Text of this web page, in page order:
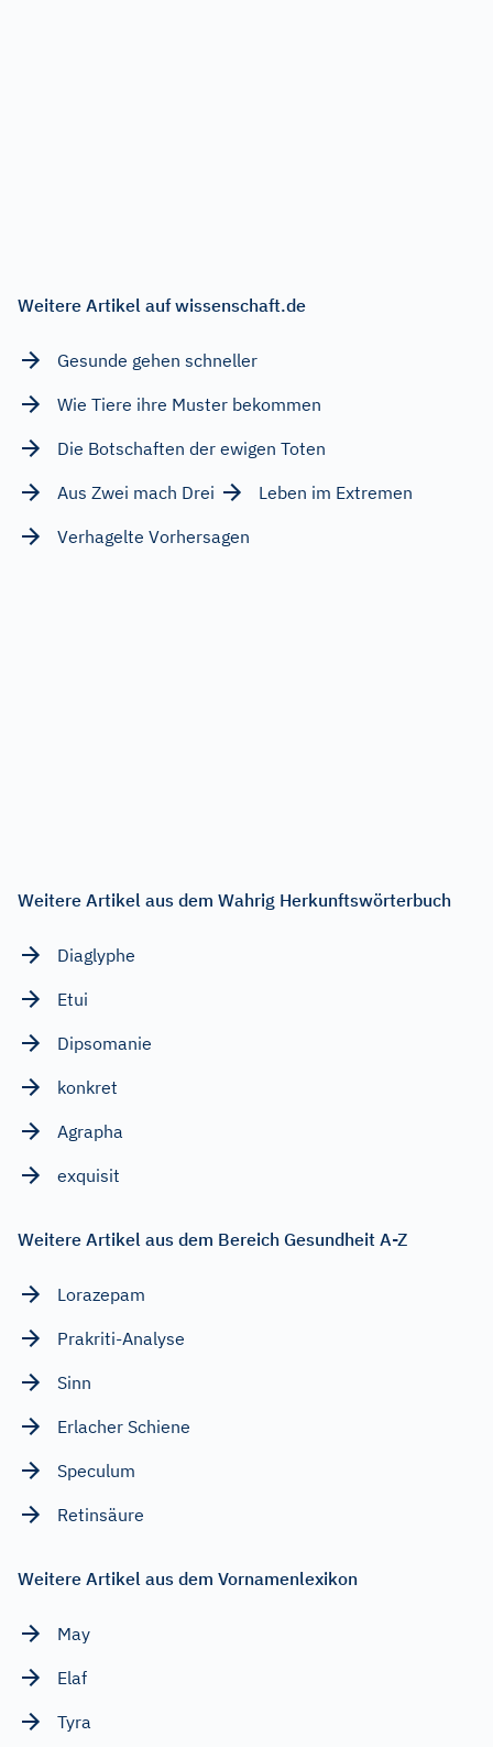
Weitere Artikel auf wissenschaft.de
Gesunde gehen schneller
Wie Tiere ihre Muster bekommen
Die Botschaften der ewigen Toten
Aus Zwei mach Drei
Leben im Extremen
Verhagelte Vorhersagen
Weitere Artikel aus dem Wahrig Herkunftswörterbuch
Diaglyphe
Etui
Dipsomanie
konkret
Agrapha
exquisit
Weitere Artikel aus dem Bereich Gesundheit A-Z
Lorazepam
Prakriti-Analyse
Sinn
Erlacher Schiene
Speculum
Retinsäure
Weitere Artikel aus dem Vornamenlexikon
May
Elaf
Tyra